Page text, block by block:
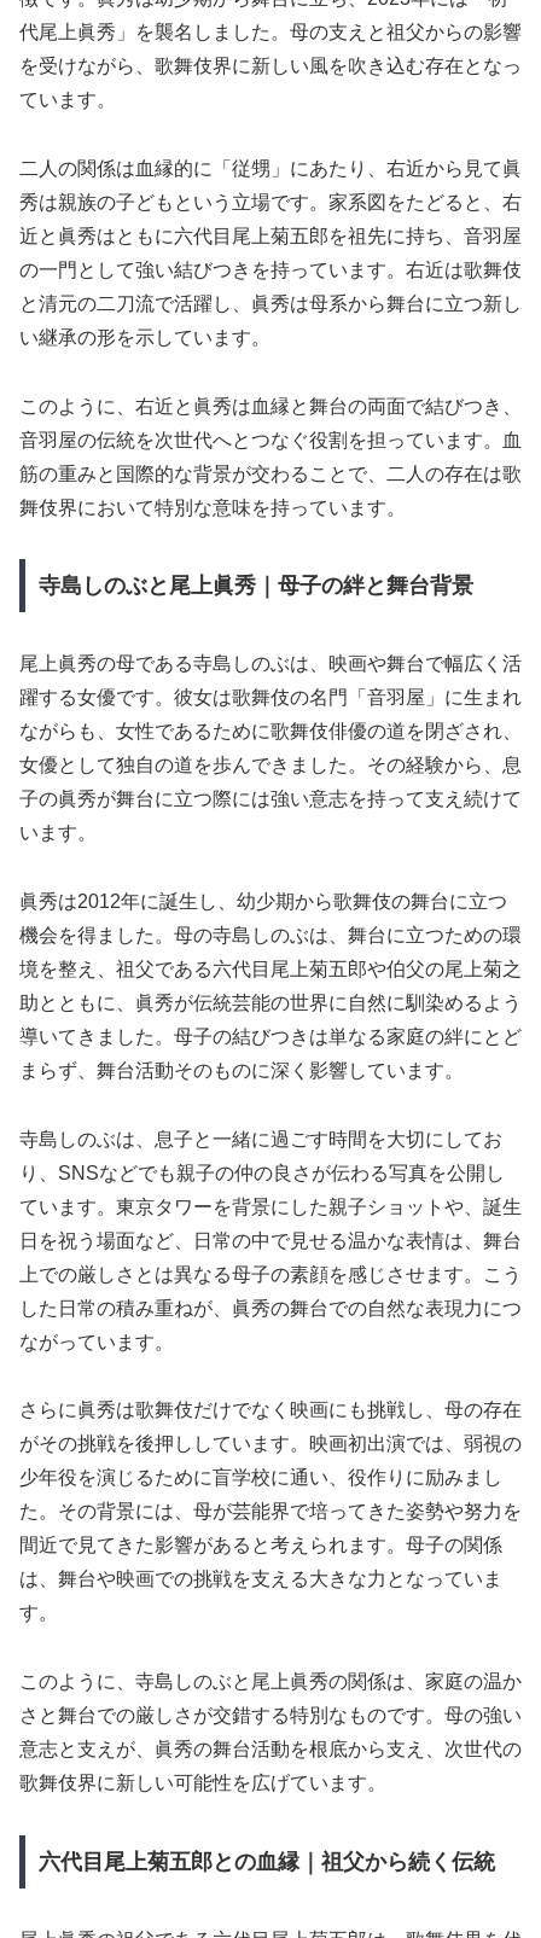
代尾上眞秀」を襲名しました。母の支えと祖父からの影響
を受けながら、歌舞伎界に新しい風を吹き込む存在となっ
ています。
二人の関係は血縁的に「従甥」にあたり、右近から見て眞
秀は親族の子どもという立場です。家系図をたどると、右
近と眞秀はともに六代目尾上菊五郎を祖先に持ち、音羽屋
の一門として強い結びつきを持っています。右近は歌舞伎
と清元の二刀流で活躍し、眞秀は母系から舞台に立つ新し
い継承の形を示しています。
このように、右近と眞秀は血縁と舞台の両面で結びつき、
音羽屋の伝統を次世代へとつなぐ役割を担っています。血
筋の重みと国際的な背景が交わることで、二人の存在は歌
舞伎界において特別な意味を持っています。
寺島しのぶと尾上眞秀｜母子の絆と舞台背景
尾上眞秀の母である寺島しのぶは、映画や舞台で幅広く活
躍する女優です。彼女は歌舞伎の名門「音羽屋」に生まれ
ながらも、女性であるために歌舞伎俳優の道を閉ざされ、
女優として独自の道を歩んできました。その経験から、息
子の眞秀が舞台に立つ際には強い意志を持って支え続けて
います。
眞秀は2012年に誕生し、幼少期から歌舞伎の舞台に立つ
機会を得ました。母の寺島しのぶは、舞台に立つための環
境を整え、祖父である六代目尾上菊五郎や伯父の尾上菊之
助とともに、眞秀が伝統芸能の世界に自然に馴染めるよう
導いてきました。母子の結びつきは単なる家庭の絆にとど
まらず、舞台活動そのものに深く影響しています。
寺島しのぶは、息子と一緒に過ごす時間を大切にしてお
り、SNSなどでも親子の仲の良さが伝わる写真を公開し
ています。東京タワーを背景にした親子ショットや、誕生
日を祝う場面など、日常の中で見せる温かな表情は、舞台
上での厳しさとは異なる母子の素顔を感じさせます。こう
した日常の積み重ねが、眞秀の舞台での自然な表現力につ
ながっています。
さらに眞秀は歌舞伎だけでなく映画にも挑戦し、母の存在
がその挑戦を後押ししています。映画初出演では、弱視の
少年役を演じるために盲学校に通い、役作りに励みまし
た。その背景には、母が芸能界で培ってきた姿勢や努力を
間近で見てきた影響があると考えられます。母子の関係
は、舞台や映画での挑戦を支える大きな力となっていま
す。
このように、寺島しのぶと尾上眞秀の関係は、家庭の温か
さと舞台での厳しさが交錯する特別なものです。母の強い
意志と支えが、眞秀の舞台活動を根底から支え、次世代の
歌舞伎界に新しい可能性を広げています。
六代目尾上菊五郎との血縁｜祖父から続く伝統